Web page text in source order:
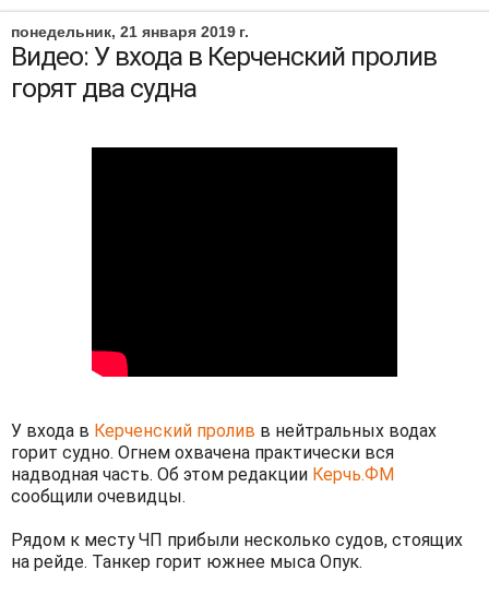
понедельник, 21 января 2019 г.
Видео: У входа в Керченский пролив
горят два судна
У входа в Керченский пролив в нейтральных водах
горит судно. Огнем охвачена практически вся
надводная часть. Об этом редакции Керчь.ФМ
сообщили очевидцы.
Рядом к месту ЧП прибыли несколько судов, стоящих
на рейде. Танкер горит южнее мыса Опук.